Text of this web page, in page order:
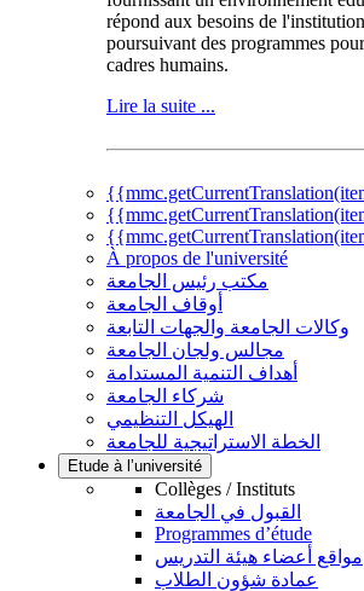
répond aux besoins de
poursuivant des programmes
cadres humains.
Lire la suite ...
À propos de l'université
مكتب رئيس الجامعة
أوقاف الجامعة
وكالات الجامعة والجهات التابعة
مجالس ولجان الجامعة
أهداف التنمية المستدامة
شركاء الجامعة
الهيكل التنظيمي
الخطة الاستراتيجية للجامعة
Etude à l’université
Collèges / Instituts
القبول في الجامعة
Programmes d’étude
مواقع أعضاء هيئة التدريس
عمادة شؤون الطلاب